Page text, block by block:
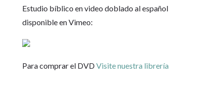
Estudio bíblico en video doblado al español
disponible en Vimeo:
Para comprar el DVDVisite nuestra librería